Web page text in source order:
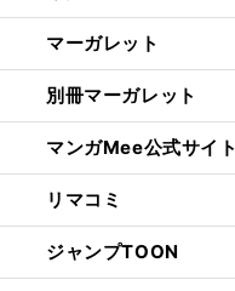
マーガレット
別冊マーガレット
マンガMee公式サイト
リマコミ
ジャンプTOON